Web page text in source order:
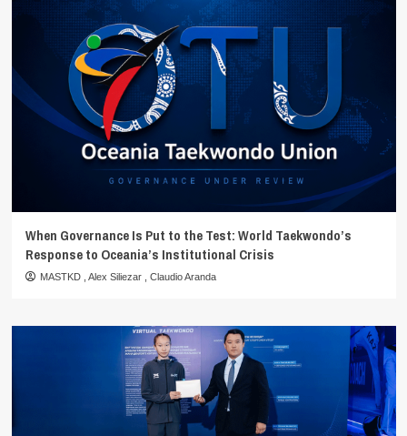
When Governance Is Put to the Test: World Taekwondo’s
Response to Oceania’s Institutional Crisis
MASTKD Alex Siliezar Claudio Aranda